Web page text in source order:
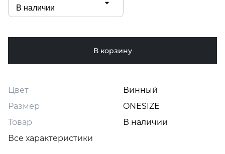
В корзину
Цвет
Винный
Размер
ONESIZE
Товар
В наличии
Все характеристики